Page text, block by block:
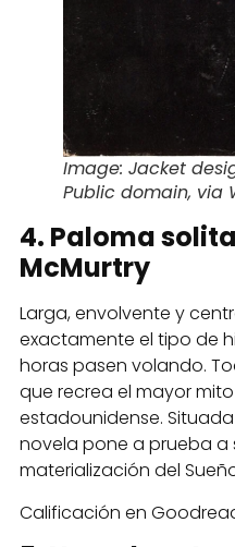
Image: Jacket
Public domain, via
4. Paloma
McMurtry
Larga, envolvente y
exactamente el tipo de
horas pasen volando.
que recrea el mayor
estadounidense. Situada
novela pone a prueba a
materialización del
Calificación en